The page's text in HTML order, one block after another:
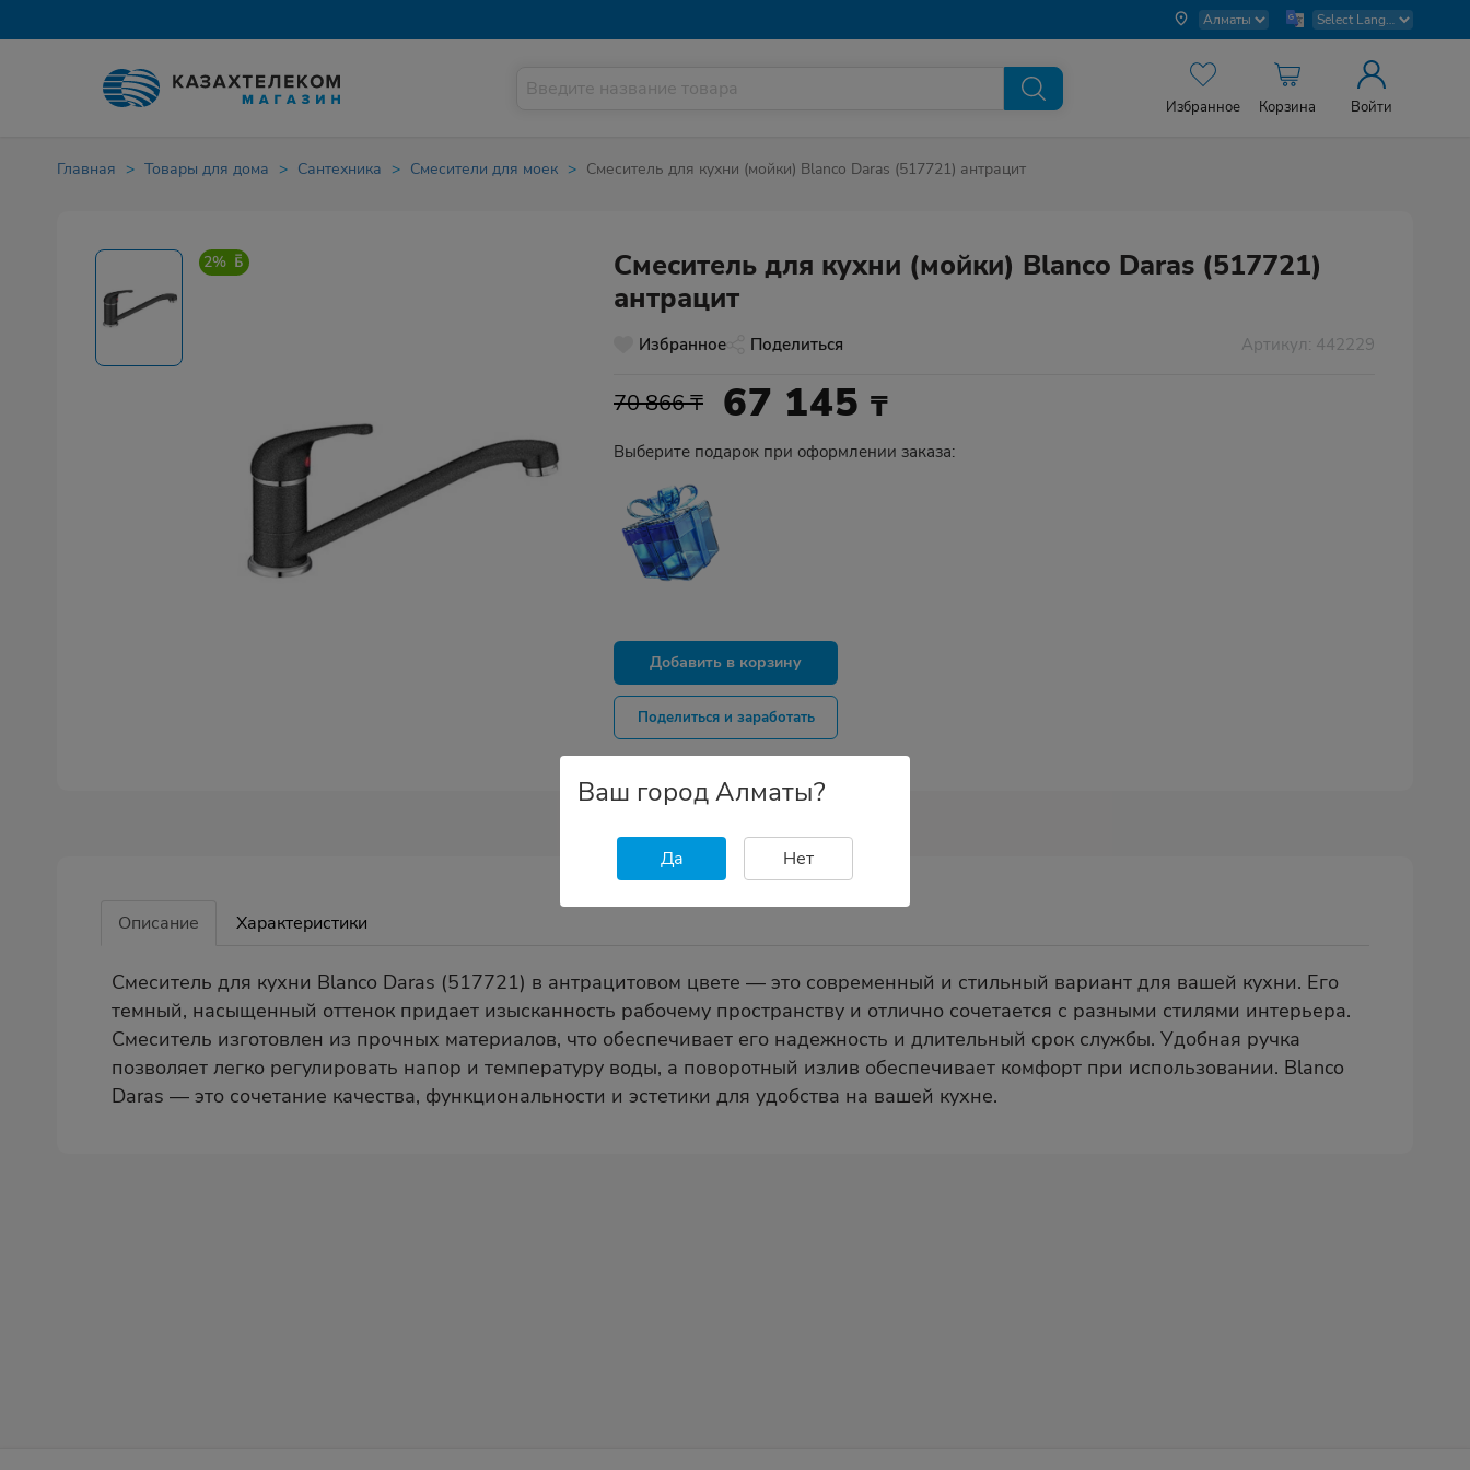
Избранное Корзина Войти
Главная Товары для дома Сантехника Смесители для моек Смеситель для кухни (мойки) Blanco Daras (517721) антрацит
2%
Смеситель для кухни (мойки) Blanco Daras (517721)
антрацит
Избранное Поделиться Артикул: 442229
70 866 ₸ 67 145₸
Выберите подарок при оформлении заказа:
Добавить в корзину
Поделиться и заработать
Описание Характеристики
Смеситель для кухни Blanco Daras (517721) в антрацитовом цвете — это современный и стильный вариант для вашей кухни. Его
темный, насыщенный оттенок придает изысканность рабочему пространству и отлично сочетается с разными стилями интерьера.
Смеситель изготовлен из прочных материалов, что обеспечивает его надежность и длительный срок службы. Удобная ручка
позволяет легко регулировать напор и температуру воды, а поворотный излив обеспечивает комфорт при использовании. Blanco
Daras — это сочетание качества, функциональности и эстетики для удобства на вашей кухне.
Ваш город Алматы?
Да Нет